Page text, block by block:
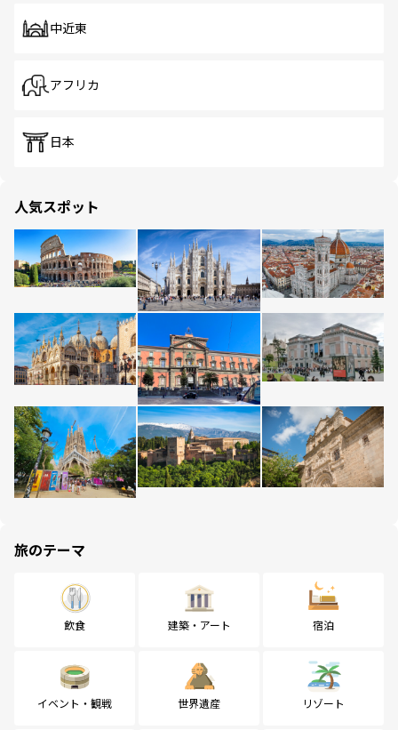
中近東
アフリカ
日本
人気スポット
旅のテーマ
飲食 建築・アート 宿泊
イベント・観戦 世界遺産 リゾート